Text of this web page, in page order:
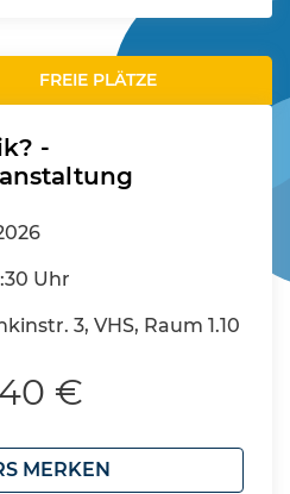
FREIE PLÄTZE
-
Uhr
3, VHS, Raum 1.10
€
MERKEN